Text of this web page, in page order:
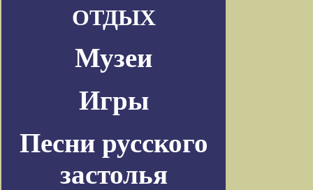
ОТДЫХ
Музеи
Игры
Песни русского
застолья